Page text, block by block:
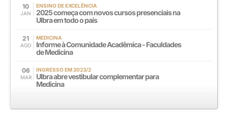
10
JAN
ENSINO DE EXCELÊNCIA
2025 começa com novos cursos presenciais na
Ulbra em todo o país
21
AGO
MEDICINA
Informe à Comunidade Acadêmica - Faculdades
de Medicina
06
MAR
INGRESSO EM 2023/2
Ulbra abre vestibular complementar para
Medicina